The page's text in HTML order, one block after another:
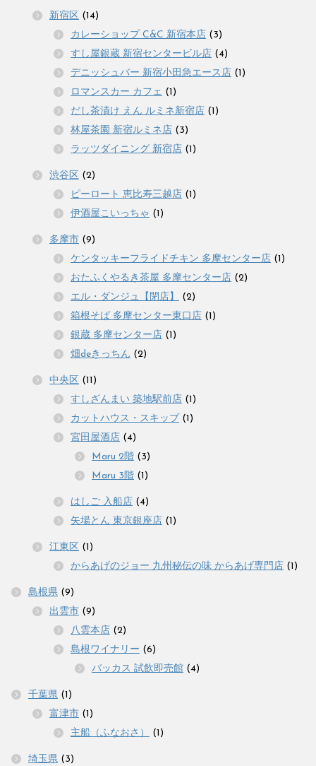
新宿区 (14)
カレーショップ C&C 新宿本店 (3)
すし屋銀蔵 新宿センタービル店 (4)
デニッシュバー 新宿小田急エース店 (1)
ロマンスカー カフェ (1)
だし茶漬け えん ルミネ新宿店 (1)
林屋茶園 新宿ルミネ店 (3)
ラッツダイニング 新宿店 (1)
渋谷区 (2)
ピーロート 恵比寿三越店 (1)
伊酒屋こいっちゃ (1)
多摩市 (9)
ケンタッキーフライドチキン 多摩センター店 (1)
おたふくやるき茶屋 多摩センター店 (2)
エル・ダンジュ【閉店】
(2)
箱根そば 多摩センター東口店 (1)
銀蔵 多摩センター店 (1)
畑deきっちん (2)
中央区 (11)
すしざんまい 築地駅前店 (1)
カットハウス・スキップ (1)
宮田屋酒店 (4)
Maru 2階 (3)
Maru 3階 (1)
はしご 入船店 (4)
矢場とん 東京銀座店 (1)
江東区 (1)
からあげのジョー 九州秘伝の味 からあげ専門店 (1)
島根県 (9)
出雲市 (9)
八雲本店 (2)
島根ワイナリー (6)
バッカス 試飲即売館 (4)
千葉県 (1)
富津市 (1)
主船（ふなおさ）
(1)
埼玉県 (3)